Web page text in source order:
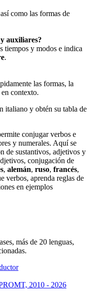
como las formas de
auxiliares?
tiempos y modos e indica
.
las formas, la
contexto.
italiano y obtén su tabla de
conjugar verbos e
y numerales. Aquí se
de sustantivos, adjetivos y
conjugación de
, alemán, ruso, francés,
verbos, aprenda reglas de
en ejemplos
más de 20 lenguas,
2010 - 2026